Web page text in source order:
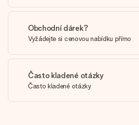
Obchodní dárek?
Vyžádejte si cenovou nabídku přímo
Často kladené otázky
Často kladené otázky